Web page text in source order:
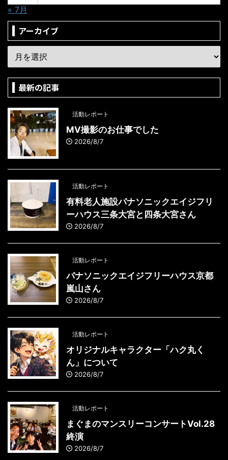
« 7月
アーカイブ
最新の記事
活動レポート
MV撮影のお仕事でした
2026/8/7
活動レポート
有料老人施設パナソニックエイジフリ
ーハウス三条大宮と四条大宮さん
2026/8/7
活動レポート
パナソニックエイジフリーハウス京都
嵐山さん
2026/8/7
活動レポート
オリジナルキャラクター「ハク丸く
ん」について
2026/8/7
活動レポート
まぐまのマンスリーコンサートVol.28
終演
2026/8/7